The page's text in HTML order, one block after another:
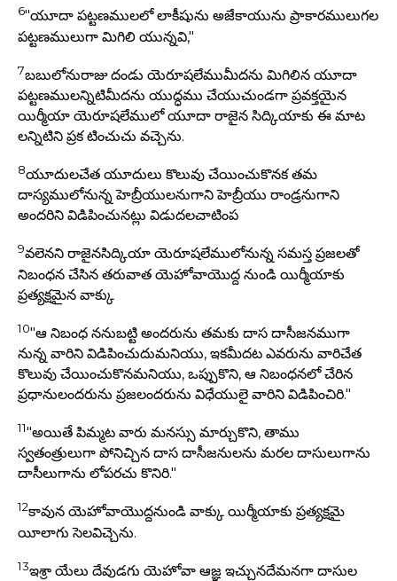
6"యూదా పట్టణములలో లాకీషును అజేకాయును ప్రాకారములుగల
పట్టణములుగా మిగిలి యున్నవి,"
7బబులోనురాజు దండు యెరూషలేముమీదను మిగిలిన యూదా
పట్టణములన్నిటిమీదను యుద్ధము చేయుచుండగా ప్రవక్తయైన
యిర్మీయా యెరూషలేములో యూదా రాజైన సిద్కియాకు ఈ మాట
లన్నిటిని ప్రక టించుచు వచ్చెను.
8యూదులచేత యూదులు కొలువు చేయించుకొనక తమ
దాస్యములోనున్న హెబ్రీయులనుగాని హెబ్రీయు రాండ్రనుగాని
అందరిని విడిపించునట్లు విడుదలచాటింప
9వలెనని రాజైనసిద్కియా యెరూషలేములోనున్న సమస్త ప్రజలతో
నిబంధన చేసిన తరువాత యెహోవాయొద్ద నుండి యిర్మీయాకు
ప్రత్యక్షమైన వాక్కు
10"ఆ నిబంధ ననుబట్టి అందరును తమకు దాస దాసీజనముగా
నున్న వారిని విడిపించుదుమనియు, ఇకమీదట ఎవరును వారిచేత
కొలువు చేయించుకొనమనియు, ఒప్పుకొని, ఆ నిబంధనలో చేరిన
ప్రధానులందరును ప్రజలందరును విధేయులై వారిని విడిపించిరి."
11"అయితే పిమ్మట వారు మనస్సు మార్చుకొని, తాము
స్వతంత్రులుగా పోనిచ్చిన దాస దాసీజనులను మరల దాసులుగాను
దాసీలుగాను లోపరచు కొనిరి."
12కావున యెహోవాయొద్దనుండి వాక్కు యిర్మీయాకు ప్రత్యక్షమై
యీలాగు సెలవిచ్చెను.
13ఇశ్రా యేలు దేవుడగు యెహోవా ఆజ్ఞ ఇచ్చునదేమనగా దాసుల